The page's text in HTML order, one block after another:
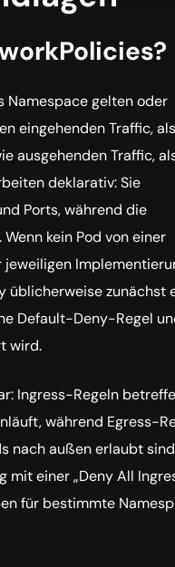
Namespace gelten oder
eingehenden Traffic,
ausgehenden Traffic,
deklarativ: Sie
Ports, während die
kein Pod von einer
üblicherweise zunächst
Default-Deny-Regel
wird.
Ingress-Regeln
während Egress-
nach außen erlaubt
mit einer „Deny All
für bestimmte